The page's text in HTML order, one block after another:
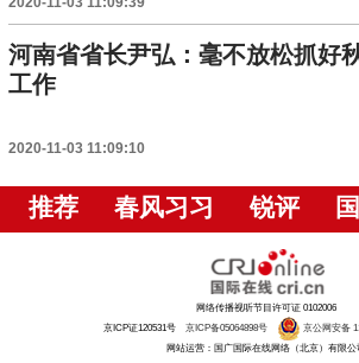
河南省省长尹弘：毫不放松抓好
工作
2020-11-03 11:09:10
推荐 春风习习 锐评
网络传播视听节目许可证 0102006
京ICP证120531号 京ICP备05064898号
京公网安备
网站运营：国广国际在线网络（北京）有限公